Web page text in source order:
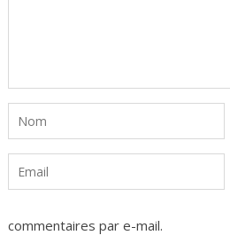
commentaires par e-mail.